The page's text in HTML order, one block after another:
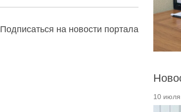
Подписаться на новости портала
10